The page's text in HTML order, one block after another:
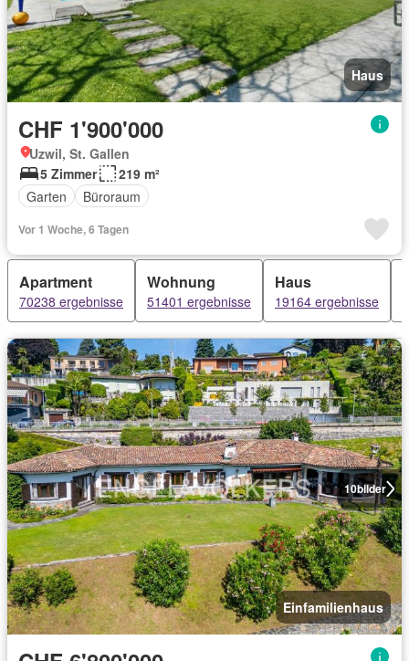
Haus
CHF 1'900'000
Uzwil, St. Gallen
5 Zimmer
219 m²
Garten
Büroraum
Vor 1 Woche, 6 Tagen
Apartment
70238 ergebnisse
Wohnung
51401 ergebnisse
Haus
19164 ergebnisse
10bilder
Einfamilienhaus